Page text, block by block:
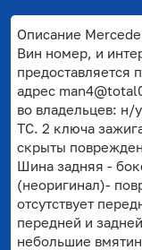
Описание
Вин номер, и
предоставляется
адрес
во владельцев: н/
ТС. 2 ключа
скрыты
Шина задняя -
(неоригинал)-
отсутствует
передней и
небольшие